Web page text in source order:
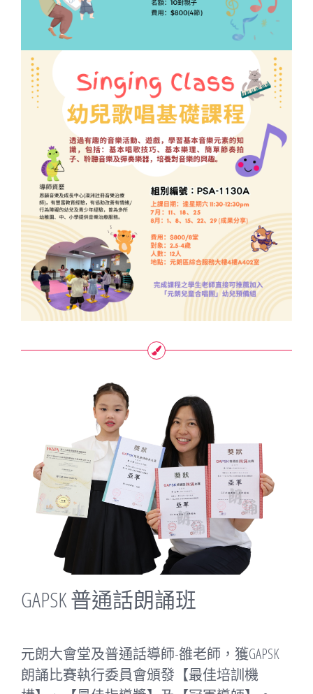
GAPSK 普通話朗誦班
元朗大會堂及普通話導師-雒老師，獲GAPSK
朗誦比賽執行委員會頒發【最佳培訓機